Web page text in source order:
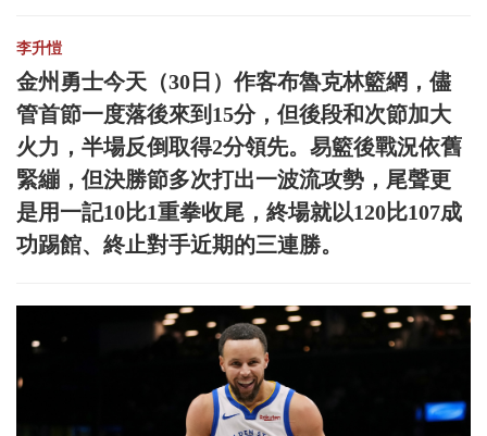
李升愷
金州勇士今天（30日）作客布魯克林籃網，儘
管首節一度落後來到15分，但後段和次節加大
火力，半場反倒取得2分領先。易籃後戰況依舊
緊繃，但決勝節多次打出一波流攻勢，尾聲更
是用一記10比1重拳收尾，終場就以120比107成
功踢館、終止對手近期的三連勝。